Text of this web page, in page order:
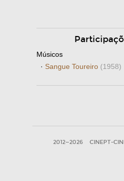
Músicos
· Sangue Toureiro (1958)
2012—2026 CINEPT-